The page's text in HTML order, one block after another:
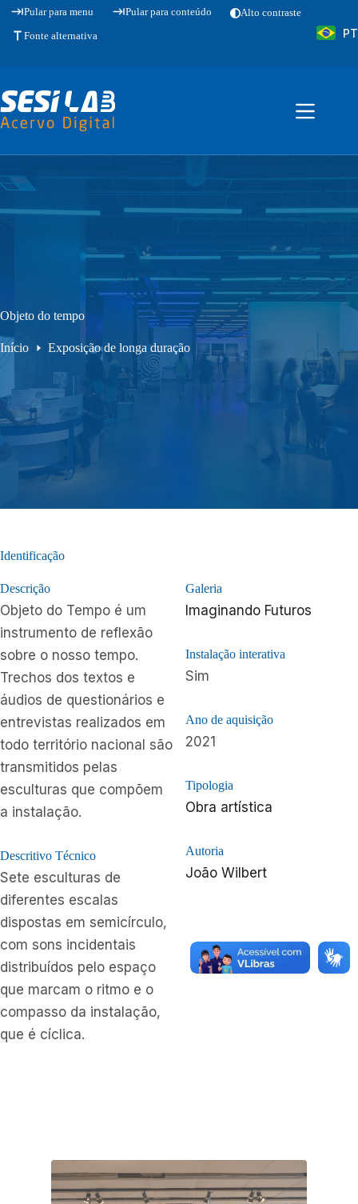
PularPular para menu Pular para conteúdo
Alto contraste
Fonte alternativa
PT
Objeto do tempo
Início Exposição de longa duração
Identificação
Descrição
Objeto do Tempo é um
instrumento de reflexão
sobre o nosso tempo.
Trechos dos textos e
áudios de questionários e
entrevistas realizados em
todo território nacional são
transmitidos pelas
esculturas que compõem
a instalação.
Descritivo Técnico
Sete esculturas de
diferentes escalas
dispostas em semicírculo,
com sons incidentais
distribuídos pelo espaço
que marcam o ritmo e o
compasso da instalação,
que é cíclica.
Galeria
Imaginando Futuros
Instalação interativa
Sim
Ano de aquisição
2021
Tipologia
Obra artística
Autoria
João Wilbert